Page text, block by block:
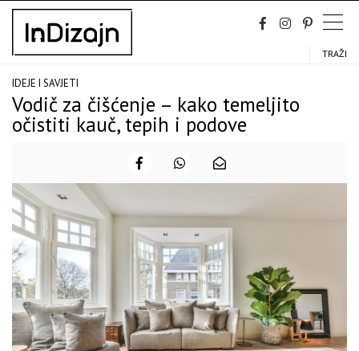
Skip
content
TRAŽI
IDEJE I SAVJETI
Vodič za čišćenje – kako temeljito
očistiti kauč, tepih i podove